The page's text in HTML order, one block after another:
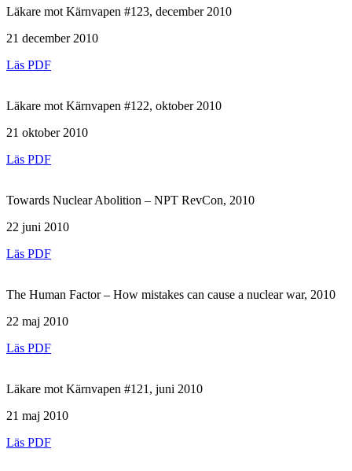
Läkare mot Kärnvapen #123, december 2010
21 december 2010
Läs PDF
Läkare mot Kärnvapen #122, oktober 2010
21 oktober 2010
Läs PDF
Towards Nuclear Abolition – NPT RevCon, 2010
22 juni 2010
Läs PDF
The Human Factor – How mistakes can cause a nuclear war, 2010
22 maj 2010
Läs PDF
Läkare mot Kärnvapen #121, juni 2010
21 maj 2010
Läs PDF